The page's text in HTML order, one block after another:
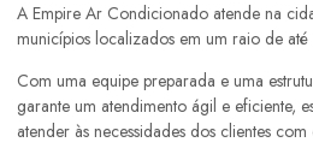
A Empire Ar Condicionado atende na
municípios localizados em um raio de até
Com uma equipe preparada e uma
garante um atendimento ágil e eficiente,
atender às necessidades dos clientes